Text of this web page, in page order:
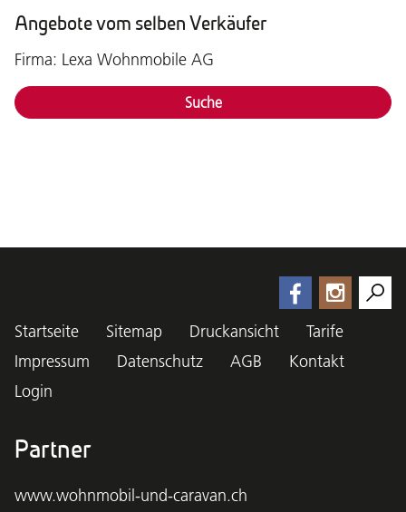
Angebote vom selben Verkäufer
Firma: Lexa Wohnmobile AG
Suche
Startseite Sitemap Druckansicht
Tarife
Impressum
Datenschutz AGB
Kontakt
Login
Partner
www.wohnmobil-und-caravan.ch